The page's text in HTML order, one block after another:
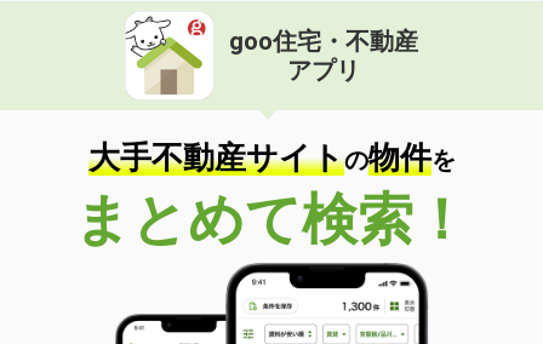
goo住宅・不動産
アプリ
大手不動産サイトの物件を
まとめて検索！